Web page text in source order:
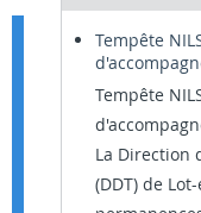
Tempête
Tempête
La Direction
(DDT) de